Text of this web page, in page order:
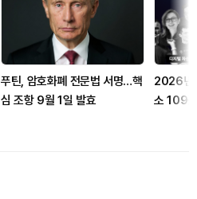
푸틴, 암호화폐 전문법 서명…핵
심 조항 9월 1일 발효
2026년
소 109